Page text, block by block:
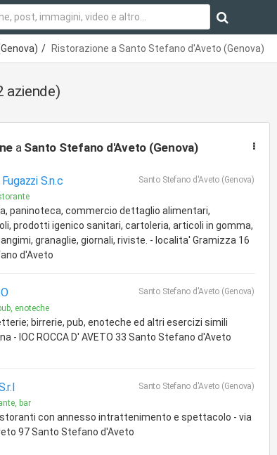
Ristorazione a Santo Stefano d'Aveto (Genova)
aziende)
a Santo Stefano d'Aveto (Genova)
S.n.c
Santo Stefano d'Aveto (Genova)
paninoteca, commercio dettaglio alimentari,
prodotti igenico sanitari, cartoleria, articoli in gomma,
granaglie, giornali, riviste. - localita' Gramizza 16
d'Aveto
Santo Stefano d'Aveto (Genova)
enoteche
birrerie, pub, enoteche ed altri esercizi simili
- lOC ROCCA D' AVETO 33 Santo Stefano d'Aveto
Santo Stefano d'Aveto (Genova)
bar
con annesso intrattenimento e spettacolo - via
97 Santo Stefano d'Aveto